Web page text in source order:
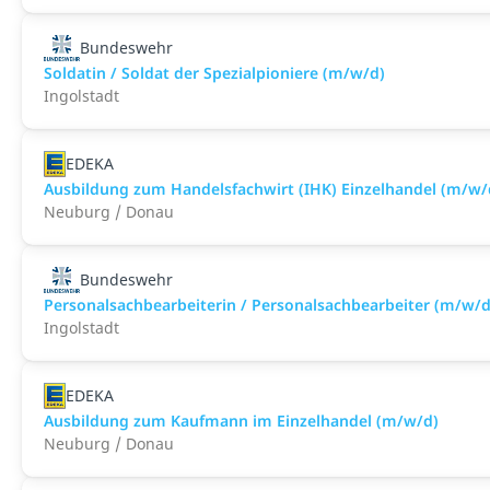
Bundeswehr
Soldatin / Soldat der Spezialpioniere (m/w/d)
Ingolstadt
EDEKA
Ausbildung zum Handelsfachwirt (IHK) Einzelhandel (m/
Neuburg / Donau
Bundeswehr
Personalsachbearbeiterin / Personalsachbearbeiter (m/w/
Ingolstadt
EDEKA
Ausbildung zum Kaufmann im Einzelhandel (m/w/d)
Neuburg / Donau